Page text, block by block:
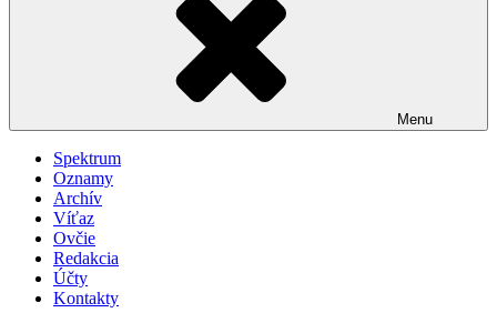
Menu
Spektrum
Oznamy
Archív
Víťaz
Ovčie
Redakcia
Účty
Kontakty